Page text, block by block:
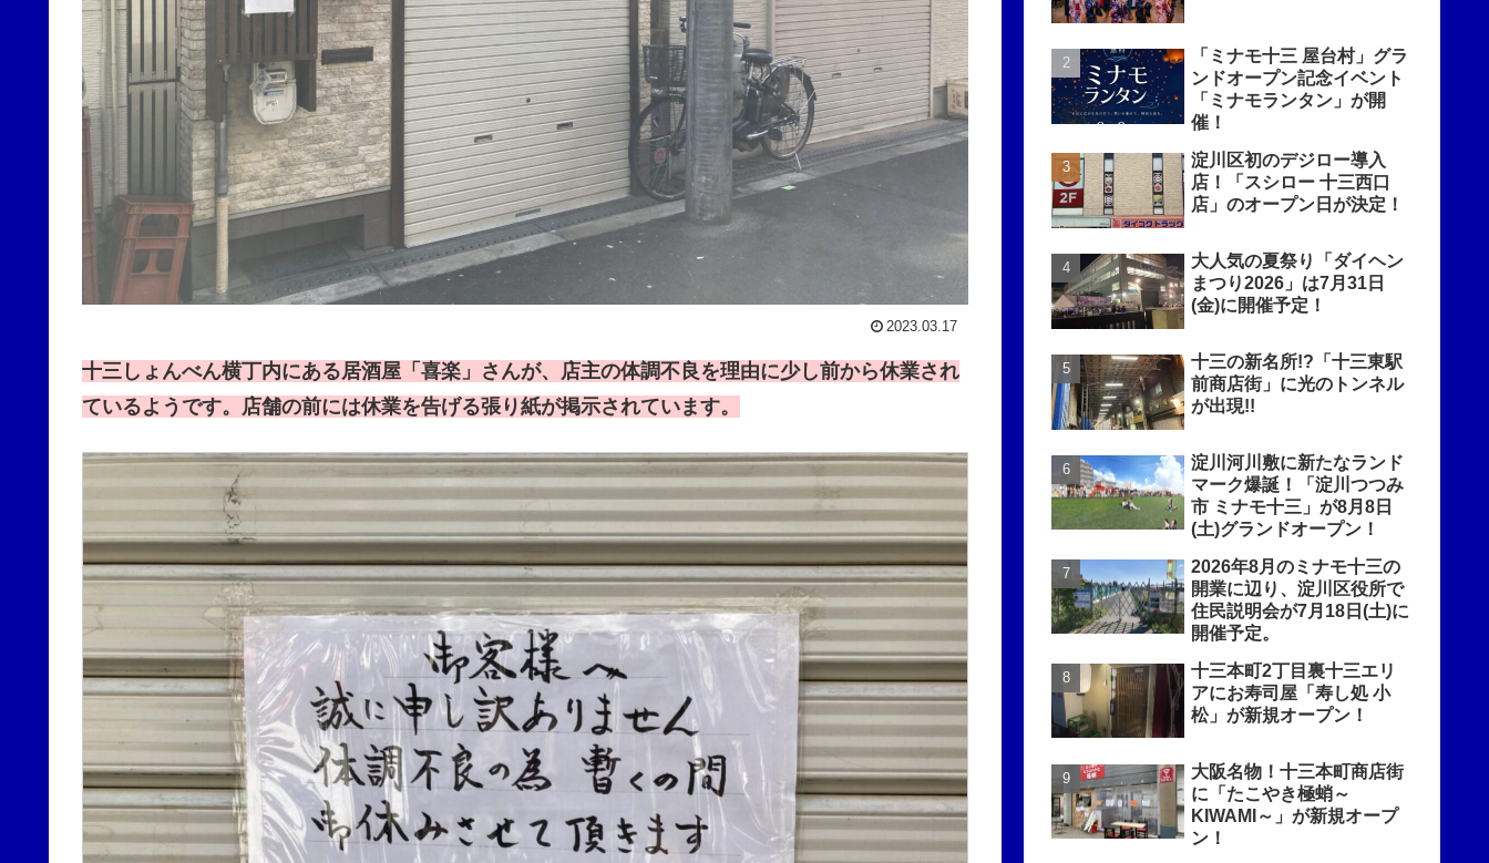
2023.03.17
十三しょんべん横丁内にある居酒屋「喜楽」さんが、店主の体調不良を理由に少し前から休業され
ているようです。店舗の前には休業を告げる張り紙が掲示されています。
「ミナモ十三 屋台村」グラ
ンドオープン記念イベント
「ミナモランタン」が開
催！
淀川区初のデジロー導入
店！「スシロー 十三西口
店」のオープン日が決定！
大人気の夏祭り「ダイヘン
まつり2026」は7月31日
(金)に開催予定！
十三の新名所!?「十三東駅
前商店街」に光のトンネル
が出現!!
淀川河川敷に新たなランド
マーク爆誕！「淀川つつみ
市 ミナモ十三」が8月8日
(土)グランドオープン！
2026年8月のミナモ十三の
開業に辺り、淀川区役所で
住民説明会が7月18日(土)に
開催予定。
十三本町2丁目裏十三エリ
アにお寿司屋「寿し処 小
松」が新規オープン！
大阪名物！十三本町商店街
に「たこやき極蛸～
KIWAMI～」が新規オープ
ン！